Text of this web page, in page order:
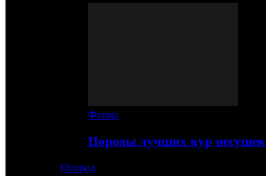
Ферма
Породы лучших кур несушек
Огород